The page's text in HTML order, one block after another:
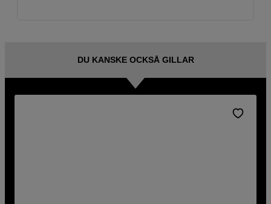
DU KANSKE OCKSÅ GILLAR